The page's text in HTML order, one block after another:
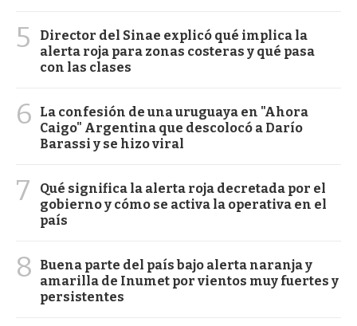
5
Director del Sinae explicó qué implica la
alerta roja para zonas costeras y qué pasa
con las clases
6
La confesión de una uruguaya en "Ahora
Caigo" Argentina que descolocó a Darío
Barassi y se hizo viral
7
Qué significa la alerta roja decretada por el
gobierno y cómo se activa la operativa en el
país
8
Buena parte del país bajo alerta naranja y
amarilla de Inumet por vientos muy fuertes y
persistentes